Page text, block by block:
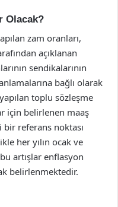
Olacak?
zam oranları,
açıklanan
sendikalarının
bağlı olarak
toplu sözleşme
için belirlenen maaş
bir referans noktası
her yılın ocak ve
artışlar enflasyon
belirlenmektedir.